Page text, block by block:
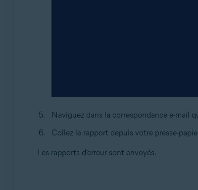
Naviguez dans la correspondance e-mail
Collez le rapport depuis votre presse-
Les rapports d’erreur sont envoyés.